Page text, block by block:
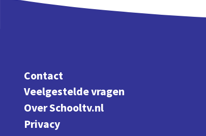
Contact
Veelgestelde vragen
Over Schooltv.nl
Privacy